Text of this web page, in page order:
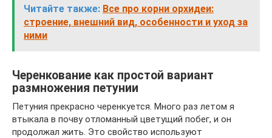
Читайте также: Все про корни орхидеи:
строение, внешний вид, особенности и уход за
ними
Черенкование как простой вариант
размножения петунии
Петуния прекрасно черенкуется. Много раз летом я
втыкала в почву отломанный цветущий побег, и он
продолжал жить. Это свойство используют